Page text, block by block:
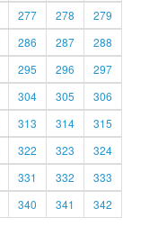
277 278
279
286 287
288
295 296
297
304 305
306
313 314
315
322 323
324
331 332
333
340 341
342